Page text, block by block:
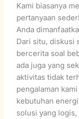
Kami biasanya
pertanyaan
Anda
Dari situ, diskusi
bercerita soal
ada juga yang
aktivitas tidak
pengalaman
kebutuhan
solusi yang